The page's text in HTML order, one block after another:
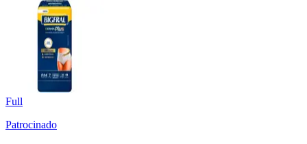
Full
Patrocinado